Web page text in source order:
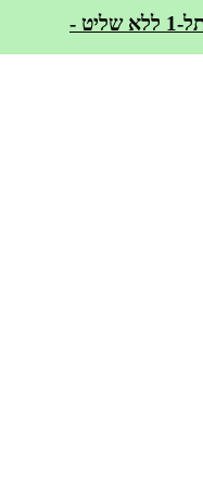
חזרה על תשובותל-1 ללא שליט -